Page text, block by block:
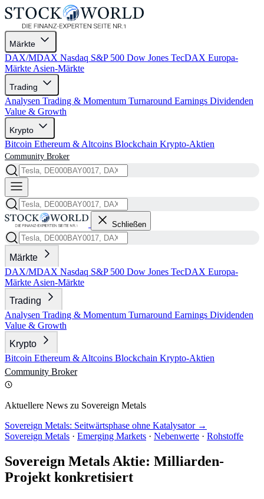
Märkte
DAX/MDAX Nasdaq S&P 500 Dow Jones TecDAX Europa-
Märkte Asien-Märkte
Trading
Analysen Trading & Momentum Turnaround Earnings Dividenden
Value & Growth
Krypto
Bitcoin Ethereum & Altcoins Blockchain Krypto-Aktien
Community Broker
Schließen
Märkte
DAX/MDAX Nasdaq S&P 500 Dow Jones TecDAX Europa-
Märkte Asien-Märkte
Trading
Analysen Trading & Momentum Turnaround Earnings Dividenden
Value & Growth
Krypto
Bitcoin Ethereum & Altcoins Blockchain Krypto-Aktien
Community Broker
Aktuellere News zu Sovereign Metals
Sovereign Metals: Seitwärtsphase ohne Katalysator →
Sovereign Metals · Emerging Markets · Nebenwerte · Rohstoffe
Sovereign Metals Aktie: Milliarden-
Projekt konkretisiert